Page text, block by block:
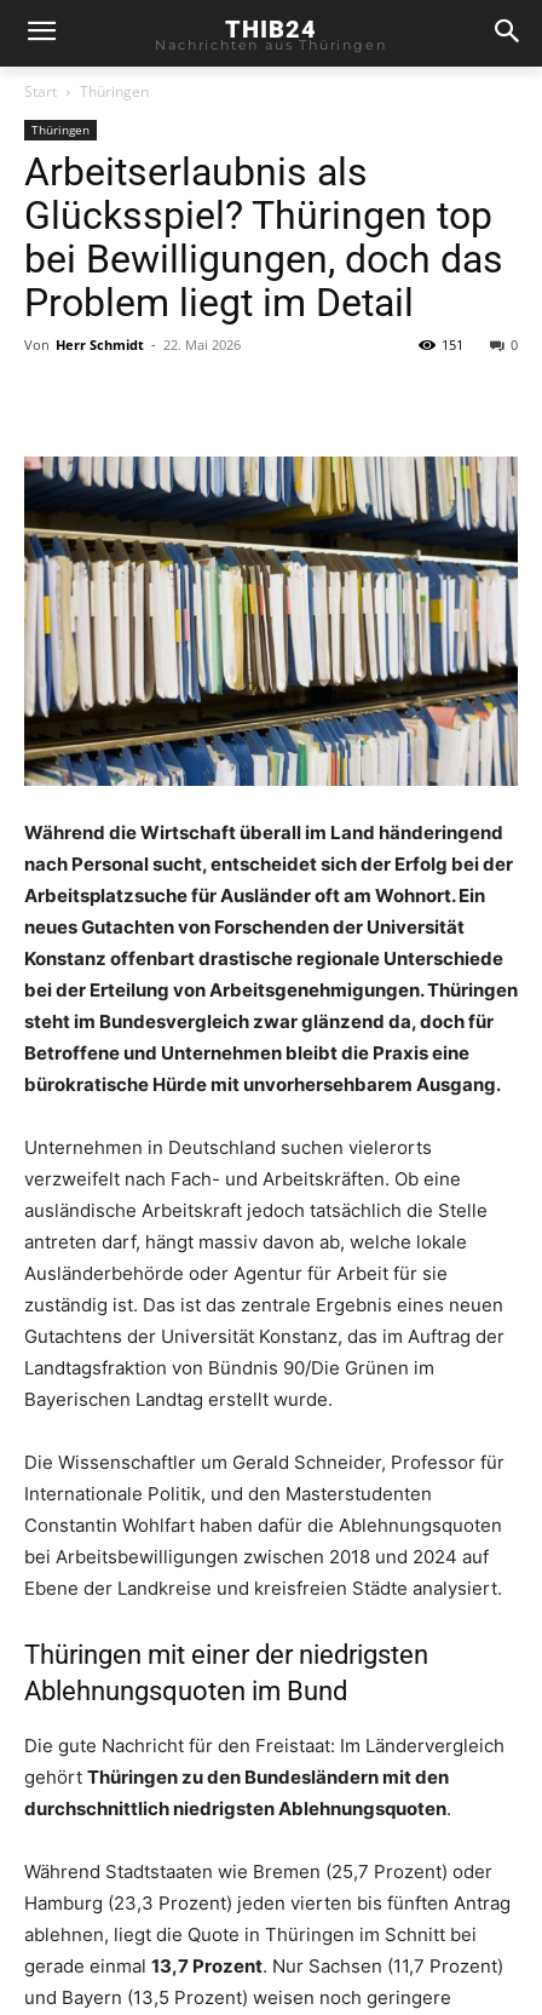
THIB24
Nachrichten aus Thüringen
Start Thüringen
Thüringen
Arbeitserlaubnis als
Glücksspiel? Thüringen top
bei Bewilligungen, doch das
Problem liegt im Detail
Von Herr Schmidt - 22. Mai 2026 0
151
Während die Wirtschaft überall im Land händeringend
nach Personal sucht, entscheidet sich der Erfolg bei der
Arbeitsplatzsuche für Ausländer oft am Wohnort. Ein
neues Gutachten von Forschenden der Universität
Konstanz offenbart drastische regionale Unterschiede
bei der Erteilung von Arbeitsgenehmigungen. Thüringen
steht im Bundesvergleich zwar glänzend da, doch für
Betroffene und Unternehmen bleibt die Praxis eine
bürokratische Hürde mit unvorhersehbarem Ausgang.
Unternehmen in Deutschland suchen vielerorts
verzweifelt nach Fach- und Arbeitskräften. Ob eine
ausländische Arbeitskraft jedoch tatsächlich die Stelle
antreten darf, hängt massiv davon ab, welche lokale
Ausländerbehörde oder Agentur für Arbeit für sie
zuständig ist. Das ist das zentrale Ergebnis eines neuen
Gutachtens der Universität Konstanz, das im Auftrag der
Landtagsfraktion von Bündnis 90/Die Grünen im
Bayerischen Landtag erstellt wurde.
Die Wissenschaftler um Gerald Schneider, Professor für
Internationale Politik, und den Masterstudenten
Constantin Wohlfart haben dafür die Ablehnungsquoten
bei Arbeitsbewilligungen zwischen 2018 und 2024 auf
Ebene der Landkreise und kreisfreien Städte analysiert.
Thüringen mit einer der niedrigsten
Ablehnungsquoten im Bund
Die gute Nachricht für den Freistaat: Im Ländervergleich
gehört Thüringen zu den Bundesländern mit den
durchschnittlich niedrigsten Ablehnungsquoten.
Während Stadtstaaten wie Bremen (25,7 Prozent) oder
Hamburg (23,3 Prozent) jeden vierten bis fünften Antrag
ablehnen, liegt die Quote in Thüringen im Schnitt bei
gerade einmal 13,7 Prozent. Nur Sachsen (11,7 Prozent)
und Bayern (13,5 Prozent) weisen noch geringere